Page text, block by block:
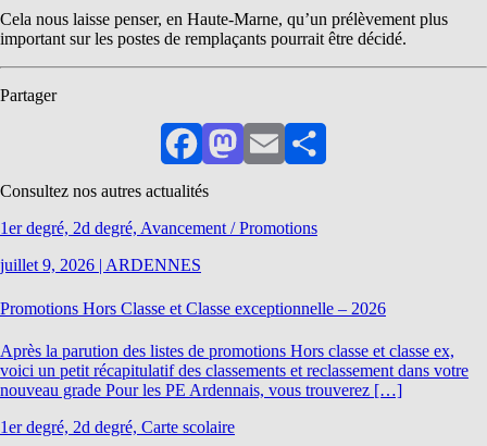
Cela nous laisse penser, en Haute-Marne, qu’un prélèvement plus
important sur les postes de remplaçants pourrait être décidé.
Partager
FacebookMastodon
EmailPartager
Consultez nos autres actualités
1er degré, 2d degré, Avancement / Promotions
juillet 9, 2026 | ARDENNES
Promotions Hors Classe et Classe exceptionnelle – 2026
Après la parution des listes de promotions Hors classe et classe ex,
voici un petit récapitulatif des classements et reclassement dans votre
nouveau grade Pour les PE Ardennais, vous trouverez […]
1er degré, 2d degré, Carte scolaire